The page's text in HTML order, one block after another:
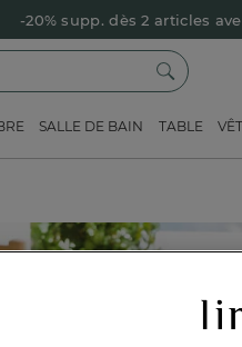
-20% supp. dès 2 articles
SALLE DE BAIN TABLE